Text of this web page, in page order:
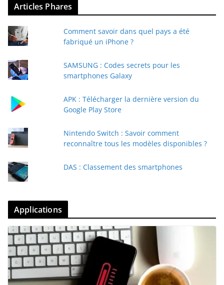
Articles Phares
Comment savoir dans quel pays a été
fabriqué un iPhone ?
SAMSUNG : Codes secrets pour les
smartphones Galaxy
APK : Télécharger la dernière version du
Google Play Store
Nintendo Switch : Savoir comment
reconnaître tous les modèles disponibles ?
DAS : Classement des smartphones
Applications